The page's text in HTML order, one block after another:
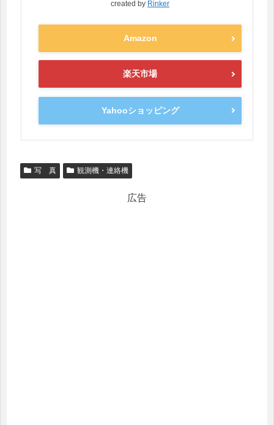
created by Rinker
Amazon
楽天市場
Yahooショッピング
写 真 観測機・連絡機
広告